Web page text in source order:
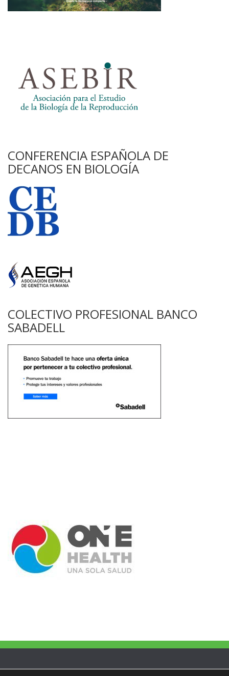
CONFERENCIA ESPAÑOLA DE
DECANOS EN BIOLOGÍA
COLECTIVO PROFESIONAL BANCO
SABADELL